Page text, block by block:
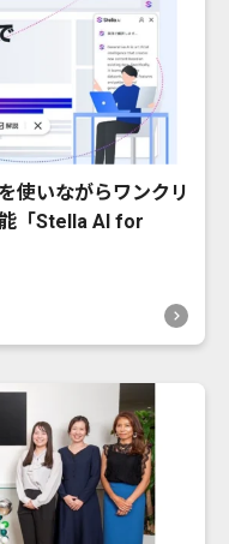
使いながらワンクリ
「Stella AI for